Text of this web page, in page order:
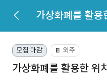
가상화폐를 활
모집 마감 📔 외주
가상화폐를 활용한 위